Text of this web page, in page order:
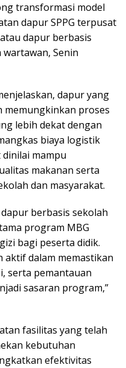
transformasi model
dapur SPPG terpusat
dapur berbasis
wartawan, Senin
dapur yang
memungkinkan proses
lebih dekat dengan
biaya logistik
mampu
makanan serta
dan masyarakat.
berbasis sekolah
program MBG
bagi peserta didik.
aktif dalam memastikan
serta pemantauan
sasaran program,”
fasilitas yang telah
kebutuhan
efektivitas